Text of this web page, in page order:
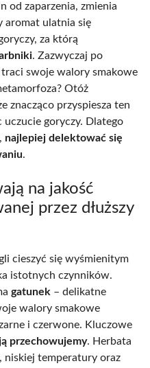
od zaparzenia, zmienia
aromat ulatnia się
za którą
. Zazwyczaj po
traci swoje walory smakowe
Otóż
znacząco przyspiesza ten
goryczy. Dlatego
najlepiej delektować się
.
na jakość
przez dłuższy
cieszyć się wyśmienitym
istotnych czynników.
gatunek – delikatne
walory smakowe
i czerwone. Kluczowe
przechowujemy. Herbata
niskiej temperatury oraz